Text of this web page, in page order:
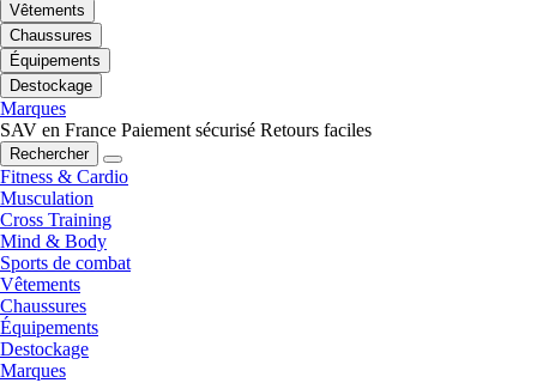
Vêtements
Chaussures
Équipements
Destockage
Marques
SAV en France Paiement sécurisé Retours faciles
Rechercher
Fitness & Cardio
Musculation
Cross Training
Mind & Body
Sports de combat
Vêtements
Chaussures
Équipements
Destockage
Marques